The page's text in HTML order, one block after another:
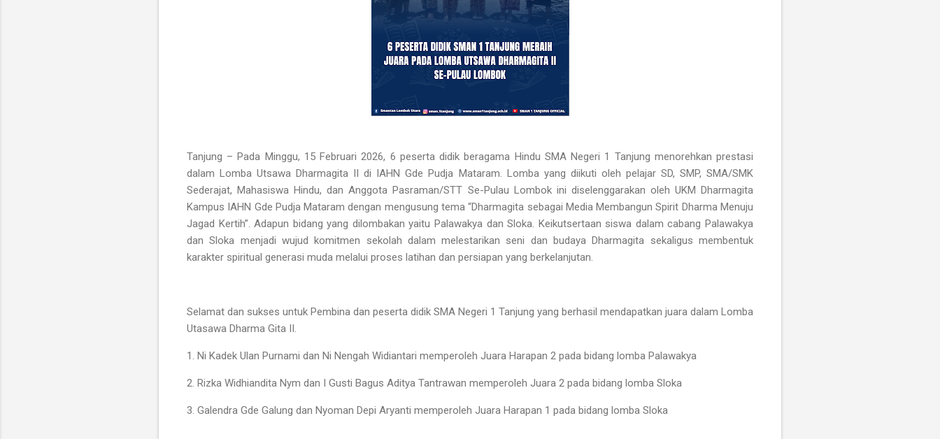
Tanjung – Pada Minggu, 15 Februari 2026, 6 peserta didik beragama Hindu SMA Negeri 1 Tanjung menorehkan prestasi
dalam Lomba Utsawa Dharmagita II di IAHN Gde Pudja Mataram. Lomba yang diikuti oleh pelajar SD, SMP, SMA/SMK
Sederajat, Mahasiswa Hindu, dan Anggota Pasraman/STT Se-Pulau Lombok ini diselenggarakan oleh UKM Dharmagita
Kampus IAHN Gde Pudja Mataram dengan mengusung tema “Dharmagita sebagai Media Membangun Spirit Dharma Menuju
Jagad Kertih”. Adapun bidang yang dilombakan yaitu Palawakya dan Sloka. Keikutsertaan siswa dalam cabang Palawakya
dan Sloka menjadi wujud komitmen sekolah dalam melestarikan seni dan budaya Dharmagita sekaligus membentuk
karakter spiritual generasi muda melalui proses latihan dan persiapan yang berkelanjutan.
Selamat dan sukses untuk Pembina dan peserta didik SMA Negeri 1 Tanjung yang berhasil mendapatkan juara dalam Lomba
Utasawa Dharma Gita II.
1. Ni Kadek Ulan Purnami dan Ni Nengah Widiantari memperoleh Juara Harapan 2 pada bidang lomba Palawakya
2. Rizka Widhiandita Nym dan I Gusti Bagus Aditya Tantrawan memperoleh Juara 2 pada bidang lomba Sloka
3. Galendra Gde Galung dan Nyoman Depi Aryanti memperoleh Juara Harapan 1 pada bidang lomba Sloka